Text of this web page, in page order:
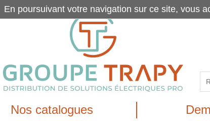
Nos catalogues
En poursuivant votre navigation sur ce site,